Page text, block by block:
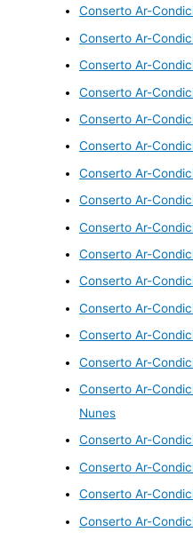
Conserto Ar-
Conserto Ar-
Conserto Ar-
Conserto Ar-
Conserto Ar-
Conserto Ar-
Conserto Ar-
Conserto Ar-
Conserto Ar-
Conserto Ar-
Conserto Ar-
Conserto Ar-
Conserto Ar-
Conserto Ar-
Conserto Ar-
Nunes
Conserto Ar-
Conserto Ar-
Conserto Ar-
Conserto Ar-